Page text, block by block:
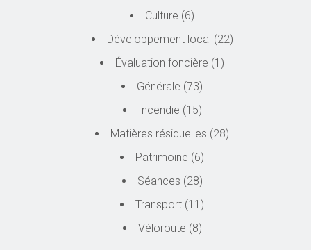
Culture (6)
Développement local (22)
Évaluation foncière (1)
Générale (73)
Incendie (15)
Matières résiduelles (28)
Patrimoine (6)
Séances (28)
Transport (11)
Véloroute (8)